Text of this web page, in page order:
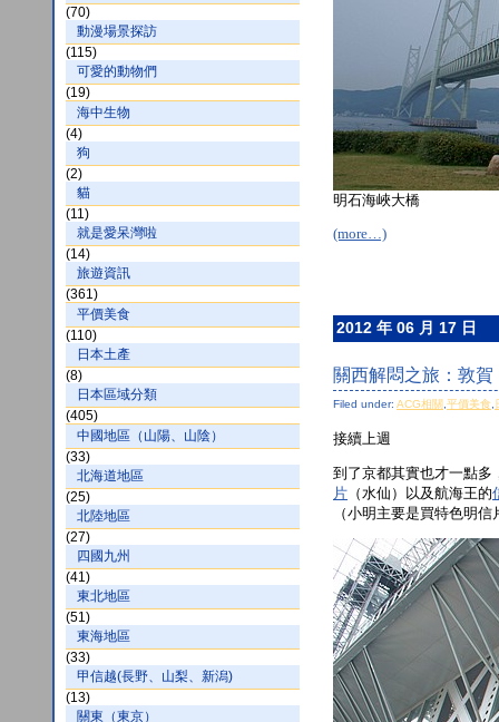
(70)
動漫場景探訪
(115)
可愛的動物們
(19)
海中生物
(4)
狗
(2)
貓
(11)
就是愛呆灣啦
(14)
旅遊資訊
(361)
平價美食
(110)
日本土產
(8)
日本區域分類
(405)
中國地區（山陽、山陰）
(33)
北海道地區
(25)
北陸地區
(27)
四國九州
(41)
東北地區
(51)
東海地區
(33)
甲信越(長野、山梨、新潟)
(13)
關東（東京）
明石海峽大橋
(more…)
2012 年 06 月 17 日
關西解悶之旅：敦賀
Filed under: ACG相關 平價美食
接續上週
到了京都其實也才一點多
片 （水仙）以及航海王的
（小明主要是買特色明